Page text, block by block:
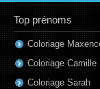
Top prénoms
Coloriage
Coloriage Camille
Coloriage Sarah